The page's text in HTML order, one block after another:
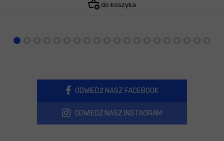
do koszyka
ODWIEDŹ NASZ FACEBOOK
ODWIEDŹ NASZ INSTAGRAM